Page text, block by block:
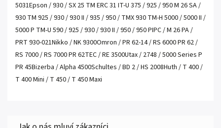
5031Epson / 930 / SX 25 TM ERC 31 IT-U 375 / 925 / 950 M 26 SA /
930 TM 925 / 930 / 930 II / 935 / 950 / TMX 930 TM-H 5000 / 5000 II /
5000 P TM-U 590 / 925 / 930 / 930 II / 950 / 950 PIPC / M 26 PA /
PRT 930-021Nikko / NK 9300Omron / PR 62-14 / RS 6000 PR 62 /
RS 7000 / RS 7000 PR 62TEC / RE 3500Utax / 2748 / 5000 Series P
PR 45Bizerba / Alpha 4500Schultes / BD 2 / HS 2008Huth / T 400 /
T 400 Mini / T 450 / T 450 Maxi